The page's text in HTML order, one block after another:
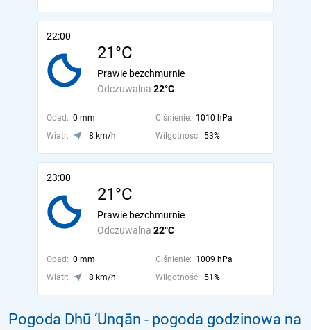
22:00
21°C
Odczuwalna 22°C
Prawie bezchmurnie
Opad: 0 mm Ciśnienie: 1010 hPa
Wiatr:
8 km/h Wilgotność: 53%
23:00
21°C
Odczuwalna 22°C
Prawie bezchmurnie
Opad: 0 mm Ciśnienie: 1009 hPa
Wiatr:
8 km/h Wilgotność: 51%
Pogoda Dhū ‘Unqān - pogoda godzinowa na